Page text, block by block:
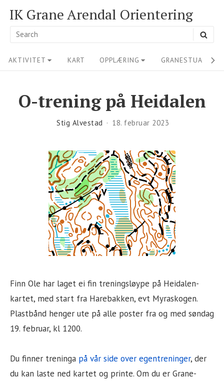
content
IK Grane Arendal Orientering
Search
Site
Navigation
AKTIVITET KART OPPLÆRING GRANESTUA
O-trening på Heidalen
Stig Alvestad 18. februar 2023
Finn Ole har laget ei fin treningsløype på Heidalen-
kartet, med start fra Harebakken, evt Myraskogen.
Plastbånd henger ute på alle poster fra og med søndag
19. februar, kl 1200.
Du finner treninga på vår side over egentreninger, der
du kan laste ned kartet og printe. Om du er Grane-